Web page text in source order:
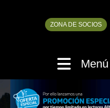
ZONA DE SOCIOS
Menú